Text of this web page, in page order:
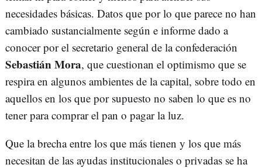
necesidades básicas. Datos que por lo que parece no han
cambiado sustancialmente según e informe dado a
conocer por el secretario general de la confederación
Sebastián Mora, que cuestionan el optimismo que se
respira en algunos ambientes de la capital, sobre todo en
aquellos en los que por supuesto no saben lo que es no
tener para comprar el pan o pagar la luz.
Que la brecha entre los que más tienen y los que más
necesitan de las ayudas institucionales o privadas se ha